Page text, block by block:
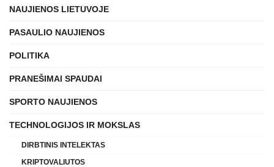
NAUJIENOS LIETUVOJE
PASAULIO NAUJIENOS
POLITIKA
PRANEŠIMAI SPAUDAI
SPORTO NAUJIENOS
TECHNOLOGIJOS IR MOKSLAS
DIRBTINIS INTELEKTAS
KRIPTOVALIUTOS